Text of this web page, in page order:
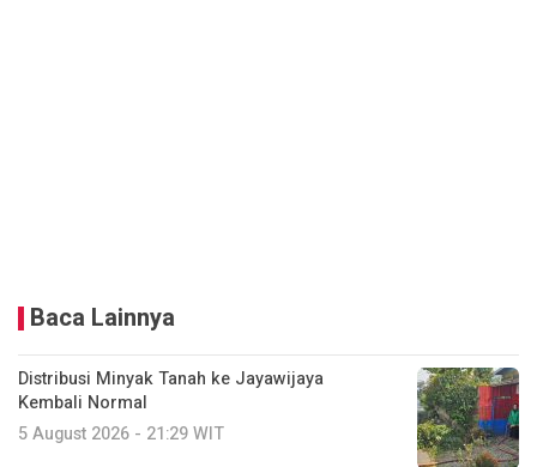
Baca Lainnya
Distribusi Minyak Tanah ke Jayawijaya
Kembali Normal
5 August 2026 - 21:29 WIT